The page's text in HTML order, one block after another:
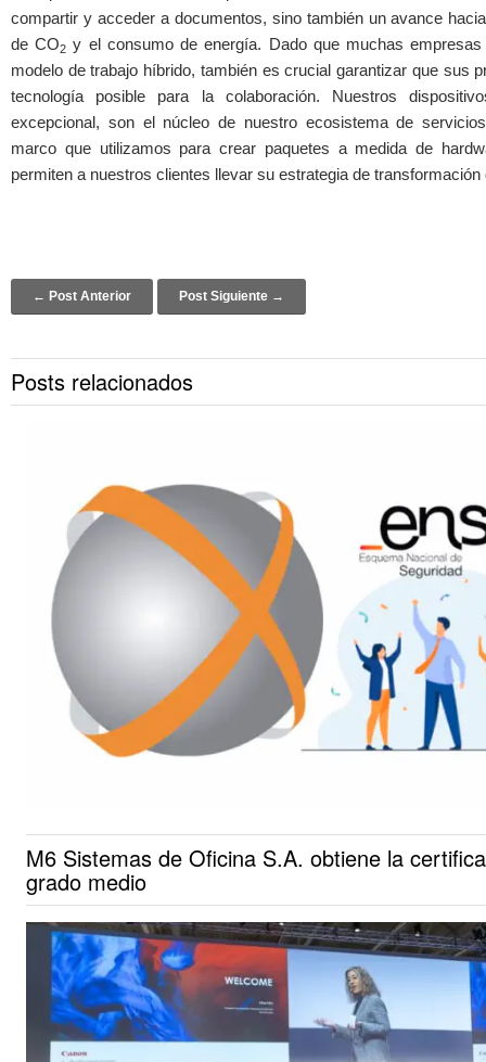
compartir y acceder a documentos, sino también un avance
de CO2 y el consumo de energía. Dado que muchas empresas
modelo de trabajo híbrido, también es crucial garantizar que sus
tecnología posible para la colaboración. Nuestros
excepcional, son el núcleo de nuestro ecosistema de
marco que utilizamos para crear paquetes a medida de
permiten a nuestros clientes llevar su estrategia de transformación
Post navigation
← Post Anterior Post Siguiente →
Posts relacionados
M6 Sistemas de Oficina S.A. obtiene la
grado medio